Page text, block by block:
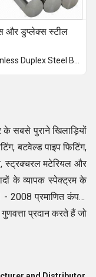
और डुप्लेक्स स्टील
के सबसे पुराने खिलाड़ियों
बटवेल्ड पाइप फिटिंग,
स्ट्रक्चरल मटेरियल और
के व्यापक स्पेक्ट्रम के
- 2008 प्रमाणित कंपनी
प्रदान करते हैं जो